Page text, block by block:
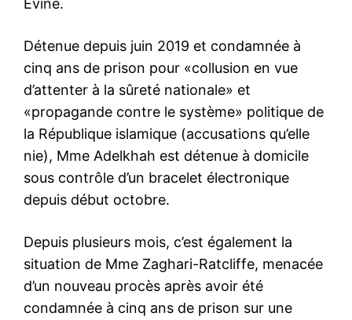
Evine.
Détenue depuis juin 2019 et condamnée à
cinq ans de prison pour «collusion en vue
d’attenter à la sûreté nationale» et
«propagande contre le système» politique de
la République islamique (accusations qu’elle
nie), Mme Adelkhah est détenue à domicile
sous contrôle d’un bracelet électronique
depuis début octobre.
Depuis plusieurs mois, c’est également la
situation de Mme Zaghari-Ratcliffe, menacée
d’un nouveau procès après avoir été
condamnée à cinq ans de prison sur une